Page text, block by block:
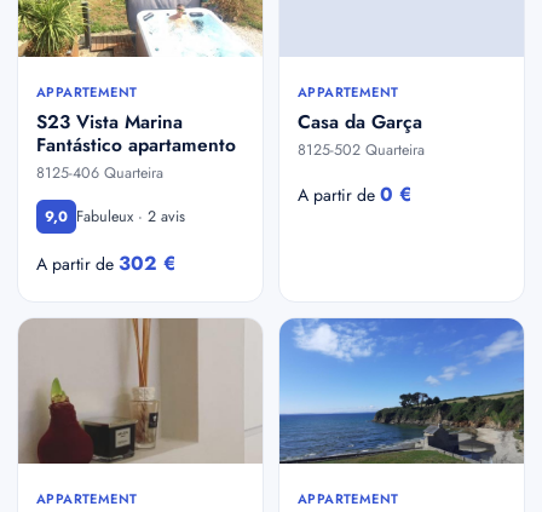
APPARTEMENT
S23 Vista Marina
Fantástico apartamento
8125-406 Quarteira
9,0 Fabuleux · 2 avis
A partir de 302 €
APPARTEMENT
Casa da Garça
8125-502 Quarteira
A partir de 0 €
APPARTEMENT APPARTEMENT